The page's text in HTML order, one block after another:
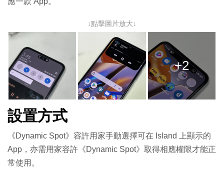
↓點擊圖片放大↓
+2
設置方式
《Dynamic Spot》容許用家手動選擇可在 Island 上顯示的
App，亦需用家容許《Dynamic Spot》取得相應權限才能正
常使用。